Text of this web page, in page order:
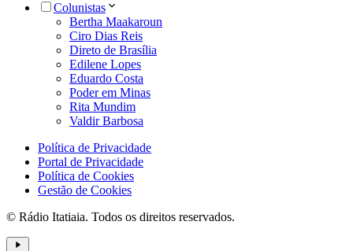
Colunistas
Bertha Maakaroun
Ciro Dias Reis
Direto de Brasília
Edilene Lopes
Eduardo Costa
Poder em Minas
Rita Mundim
Valdir Barbosa
Política de Privacidade
Portal de Privacidade
Política de Cookies
Gestão de Cookies
© Rádio Itatiaia. Todos os direitos reservados.